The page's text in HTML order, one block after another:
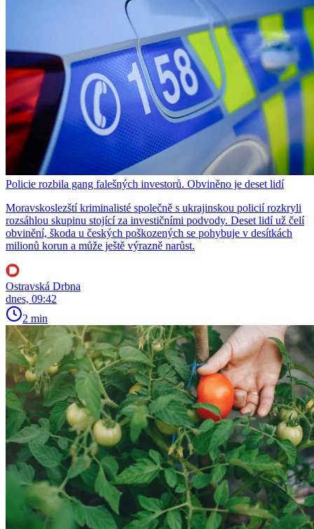
Policie rozbila gang falešných investorů. Obviněno je deset lidí
Moravskoslezští kriminalisté společně s ukrajinskou policií rozkryli
rozsáhlou skupinu stojící za investičními podvody. Deset lidí už čelí
obvinění, škoda u českých poškozených se pohybuje v desítkách
milionů korun a může ještě výrazně narůst.
Ostravská Drbna
dnes, 09:42
2 min